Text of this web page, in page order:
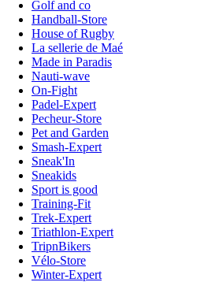
Golf and co
Handball-Store
House of Rugby
La sellerie de Maé
Made in Paradis
Nauti-wave
On-Fight
Padel-Expert
Pecheur-Store
Pet and Garden
Smash-Expert
Sneak'In
Sneakids
Sport is good
Training-Fit
Trek-Expert
Triathlon-Expert
TripnBikers
Vélo-Store
Winter-Expert